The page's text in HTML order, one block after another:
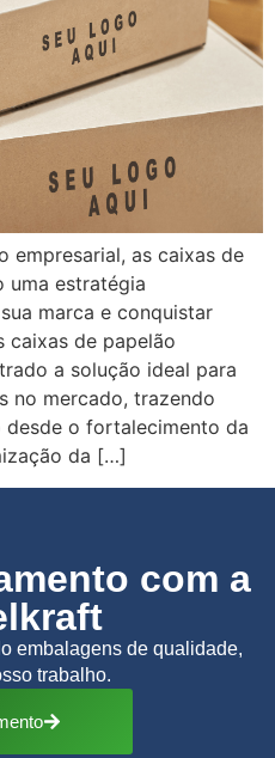
empresarial, as caixas de
uma estratégia
marca e conquistar
caixas de papelão
a solução ideal para
no mercado, trazendo
o fortalecimento da
da […]
com a
embalagens de qualidade,
trabalho.